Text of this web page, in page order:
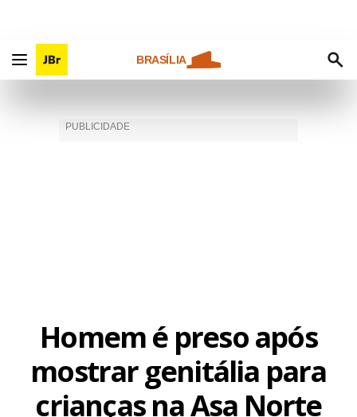
BRASÍLIA
Homem é preso após
mostrar genitália para
crianças na Asa Norte